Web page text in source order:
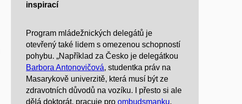
inspirací
Program mládežnických delegátů je
otevřený také lidem s omezenou schopností
pohybu. „Například za Česko je delegátkou
Barbora Antonovičová, studentka práv na
Masarykově univerzitě, která musí být ze
zdravotních důvodů na vozíku. I přesto si ale
dělá doktorát, pracuje proombudsmanku,